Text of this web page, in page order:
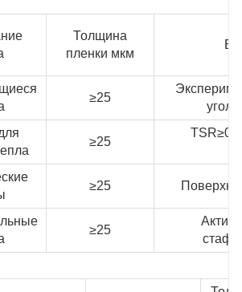
Толщина
пленки мкм
≥25
угол
≥25
≥25
≥25